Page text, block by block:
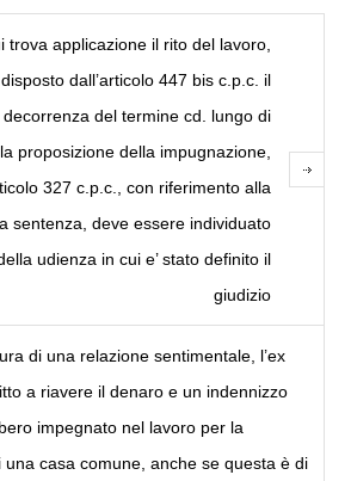
trova applicazione il rito del lavoro,
dall’articolo 447 bis c.p.c. il
decorrenza del termine cd. lungo di
proposizione della impugnazione,
327 c.p.c., con riferimento alla
sentenza, deve essere individuato
udienza in cui e’ stato definito il
giudizio
di una relazione sentimentale, l’ex
a riavere il denaro e un indennizzo
impegnato nel lavoro per la
una casa comune, anche se questa è di